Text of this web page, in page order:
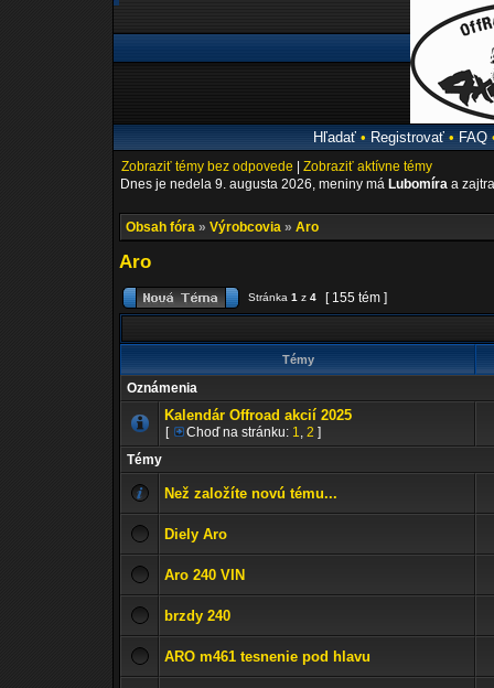
Hľadať• Registrovať• FAQ
Zobraziť témy bez odpovede
Zobraziť aktívne témy
Dnes je nedela 9. augusta 2026, meniny má Lubomíra a
Obsah fóra » Výrobcovia » Aro
Aro
Stránka 1 z 4 [ 155 tém ]
Témy
Oznámenia
Kalendár Offroad akcií 2025
[ Choď na stránku: 1, 2 ]
Témy
Než založíte novú tému...
Diely Aro
Aro 240 VIN
brzdy 240
ARO m461 tesnenie pod hlavu